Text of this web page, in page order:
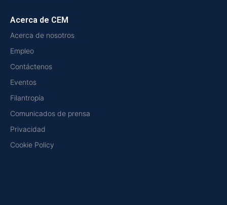
Acerca de CEM
Acerca de nosotros
Empleo
Contáctenos
Eventos
Filantropía
Comunicados de prensa
Privacidad
Cookie Policy